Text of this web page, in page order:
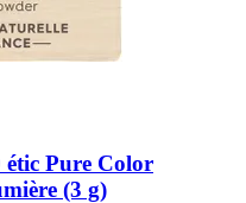
Pure Color
(3 g)